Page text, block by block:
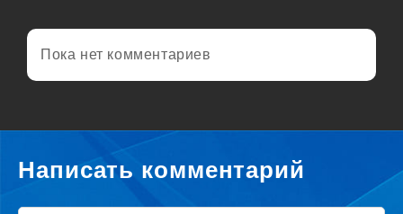
Пока нет комментариев
Написать комментарий